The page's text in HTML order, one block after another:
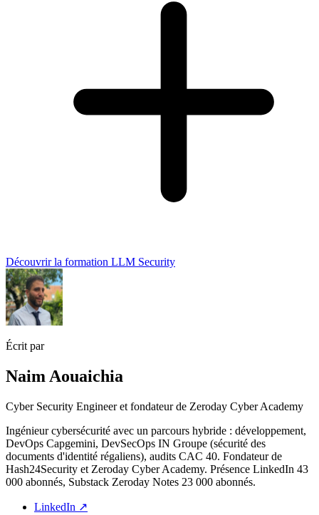
Découvrir la formation LLM Security
Écrit par
Naim Aouaichia
Cyber Security Engineer et fondateur de Zeroday Cyber Academy
Ingénieur cybersécurité avec un parcours hybride : développement,
DevOps Capgemini, DevSecOps IN Groupe (sécurité des
documents d'identité régaliens), audits CAC 40. Fondateur de
Hash24Security et Zeroday Cyber Academy. Présence LinkedIn 43
000 abonnés, Substack Zeroday Notes 23 000 abonnés.
LinkedIn ↗